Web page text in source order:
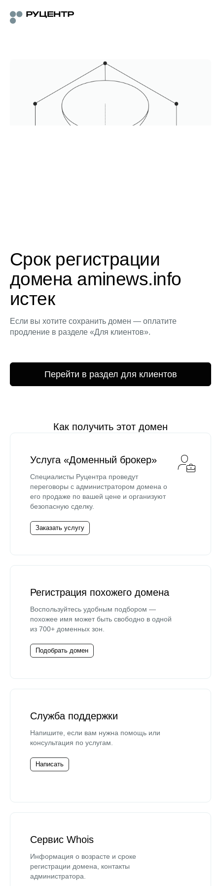
Срок регистрации
домена aminews.info
истек
Если вы хотите сохранить домен — оплатите
продление в разделе «Для клиентов».
Перейти в раздел для клиентов
Как получить этот домен
Услуга «Доменный брокер»
Специалисты Руцентра проведут
переговоры с администратором домена о
его продаже по вашей цене и организуют
безопасную сделку.
Заказать услугу
Регистрация похожего домена
Воспользуйтесь удобным подбором —
похожее имя может быть свободно в одной
из 700+ доменных зон.
Подобрать домен
Служба поддержки
Напишите, если вам нужна помощь или
консультация по услугам.
Написать
Сервис Whois
Информация о возрасте и сроке
регистрации домена, контакты
администратора.